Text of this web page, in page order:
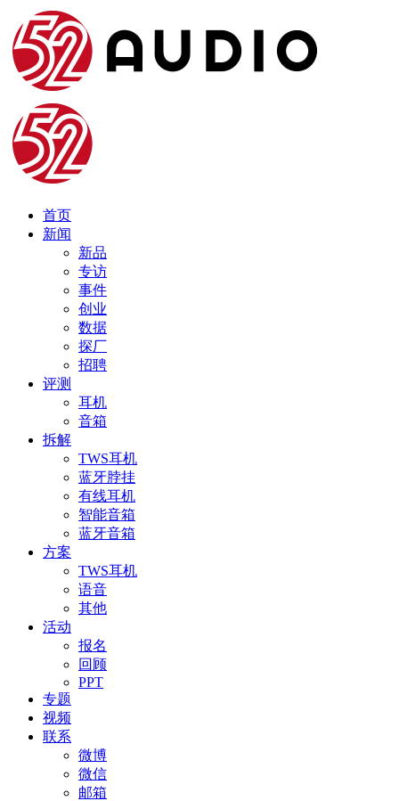
首页
新闻
新品
专访
事件
创业
数据
探厂
招聘
评测
耳机
音箱
拆解
TWS耳机
蓝牙脖挂
有线耳机
智能音箱
蓝牙音箱
方案
TWS耳机
语音
其他
活动
报名
回顾
PPT
专题
视频
联系
微博
微信
邮箱